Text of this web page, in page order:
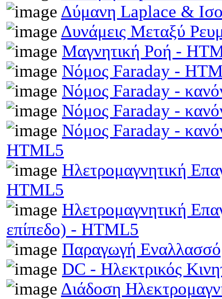
Δύμανη Laplace &
Δυνάμεις Μεταξύ
Μαγνητική Ροή -
Νόμος Faraday -
Νόμος Faraday -
Νόμος Faraday -
Νόμος Faraday -
HTML5
Ηλετρομαγνητική
HTML5
Ηλετρομαγνητική
επίπεδο) - HTML5
Παραγωγή
DC - Ηλεκτρικός
Διάδοση